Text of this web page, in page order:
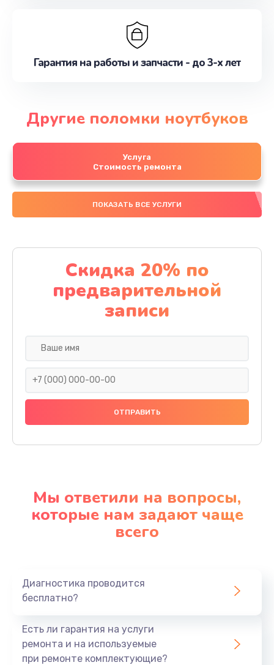
Гарантия на работы и запчасти - до 3-х лет
Другие поломки ноутбуков
Услуга
Стоимость ремонта
ПОКАЗАТЬ ВСЕ УСЛУГИ
Скидка 20% по
предварительной
записи
Мы ответили на вопросы,
которые нам задают чаще
всего
Диагностика проводится
бесплатно?
Есть ли гарантия на услуги
ремонта и на используемые
при ремонте комплектующие?